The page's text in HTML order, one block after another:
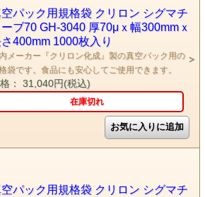
パック用規格袋 クリロン シグマチ
ーブ70 GH-3040 厚70μｘ幅300mmｘ
400mm 1000枚入り
メーカー『クリロン化成』製の真空パック用の
袋です。食品にも安心してご使用できます。
： 31,040円(税込)
在庫切れ
パック用規格袋 クリロン シグマチ